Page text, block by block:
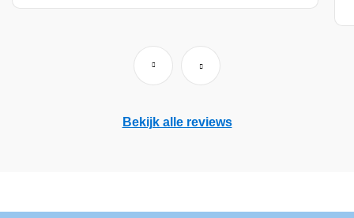
Bekijk alle reviews